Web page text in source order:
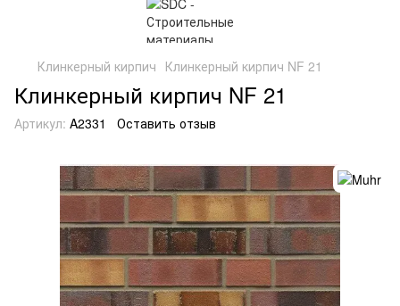
Клинкерный кирпич Клинкерный кирпич NF 21
Клинкерный кирпич NF 21
Артикул: A2331 Оставить отзыв